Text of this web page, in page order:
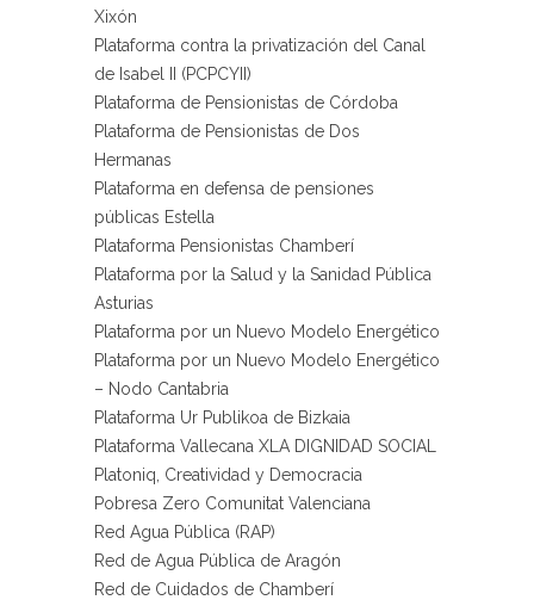
Xixón
Plataforma contra la privatización del Canal
de Isabel II (PCPCYII)
Plataforma de Pensionistas de Córdoba
Plataforma de Pensionistas de Dos
Hermanas
Plataforma en defensa de pensiones
públicas Estella
Plataforma Pensionistas Chamberí
Plataforma por la Salud y la Sanidad Pública
Asturias
Plataforma por un Nuevo Modelo Energético
Plataforma por un Nuevo Modelo Energético
– Nodo Cantabria
Plataforma Ur Publikoa de Bizkaia
Plataforma Vallecana XLA DIGNIDAD SOCIAL
Platoniq, Creatividad y Democracia
Pobresa Zero Comunitat Valenciana
Red Agua Pública (RAP)
Red de Agua Pública de Aragón
Red de Cuidados de Chamberí